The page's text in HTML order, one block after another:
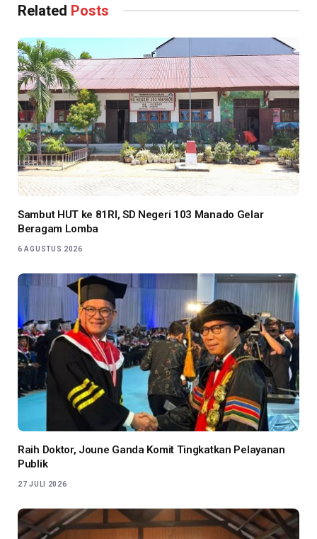
Related Posts
Sambut HUT ke 81RI, SD Negeri 103 Manado Gelar
Beragam Lomba
6 AGUSTUS 2026
Raih Doktor, Joune Ganda Komit Tingkatkan Pelayanan
Publik
27 JULI 2026